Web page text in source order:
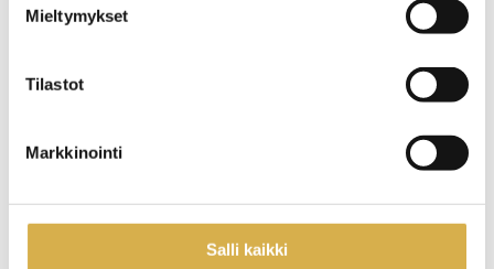
Mieltymykset
Tilastot
Markkinointi
Salli kaikki
Aiheet:
Jaa artikkeli: